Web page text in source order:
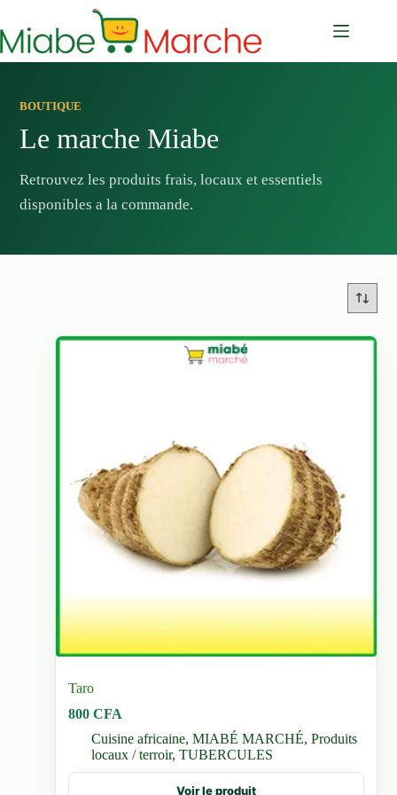
contenu
BOUTIQUE
Le marche Miabe
Retrouvez les produits frais, locaux et essentiels
disponibles a la commande.
Taro
800CFA
Cuisine africaine,MIABÉ MARCHÉ,Produits
locaux / terroir,TUBERCULES
Voir le produit